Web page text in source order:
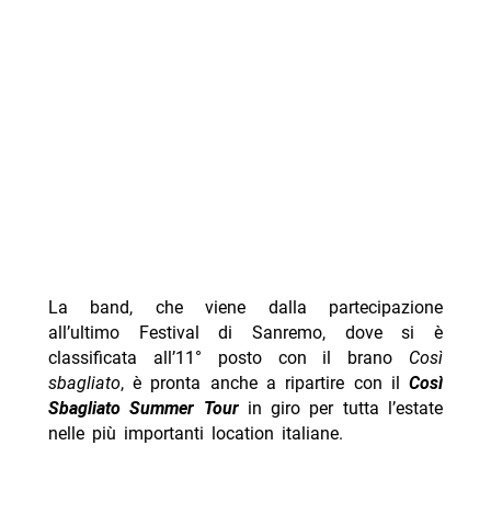
La band, che viene dalla partecipazione
all’ultimo Festival di Sanremo, dove si è
classificata all’11° posto con il brano Così
sbagliato, è pronta anche a ripartire con ilCosì
Sbagliato Summer Tourin giro per tutta l’estate
nelle più importanti location italiane.